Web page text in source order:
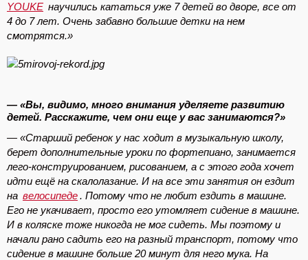
YOUKE научились кататься уже 7 детей во дворе, все от
4 до 7 лет. Очень забавно большие детки на нем
смотрятся.»
— «Вы, видимо, много внимания уделяете развитию
детей. Расскажите, чем они еще у вас занимаются?»
— «Старший ребенок у нас ходит в музыкальную школу,
берет дополнительные уроки по фортепиано, занимается
лего-конструированием, рисованием, а с этого года хочет
идти ещё на скалолазание. И на все эти занятия он ездит
на велосипеде. Потому что не любит ездить в машине.
Его не укачивает, просто его утомляет сидение в машине.
И в коляске тоже никогда не мог сидеть. Мы поэтому и
начали рано садить его на разный транспорт, потому что
сидение в машине больше 20 минут для него мука. На